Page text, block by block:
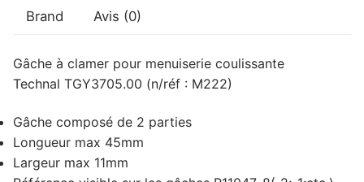
Brand Avis (0)
Gâche à clamer pour menuiserie coulissante
Technal TGY3705.00 (n/réf : M222)
Gâche composé de 2 parties
Longueur max 45mm
Largeur max 11mm